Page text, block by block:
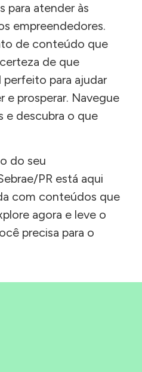
para atender às
empreendedores.
de conteúdo que
de que
para ajudar
e prosperar. Navegue
e descubra o que
do seu
PR está aqui
com conteúdos que
agora e leve o
precisa para o